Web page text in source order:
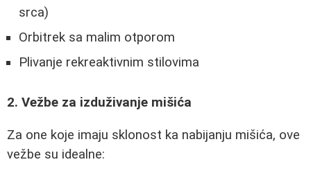
srca)
Orbitrek sa malim otporom
Plivanje rekreaktivnim stilovima
2. Vežbe za izduživanje mišića
Za one koje imaju sklonost ka nabijanju mišića, ove
vežbe su idealne: